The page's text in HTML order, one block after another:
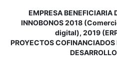
EMPRESA BENEFICIARIA
INNOBONOS 2018
digital), 2019
PROYECTOS COFINANCIADOS